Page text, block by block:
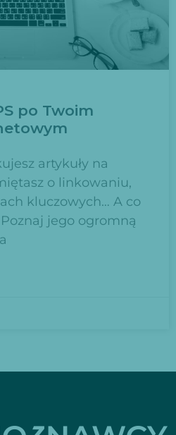
po Twoim
artykuły na
o linkowaniu,
kluczowych… A co
jego ogromną